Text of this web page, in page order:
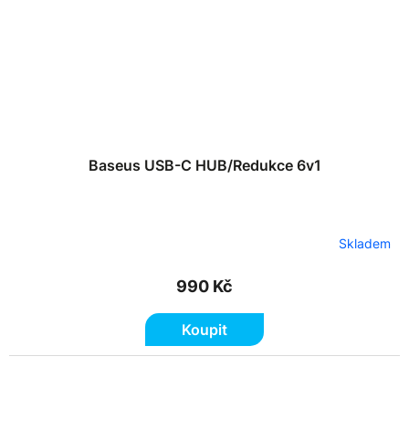
Baseus USB-C HUB/Redukce 6v1
Skladem
990 Kč
Koupit